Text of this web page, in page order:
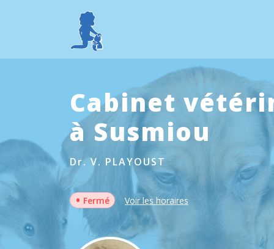
Cabinet
à Susmiou
Dr. V. PLAYOUST
• Fermé Voir les horaires